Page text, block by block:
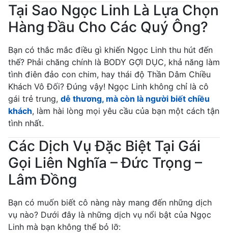
Tại Sao Ngọc Linh Là Lựa Chọn
Hàng Đầu Cho Các Quý Ông?
Bạn có thắc mắc điều gì khiến Ngọc Linh thu hút đến
thế? Phải chăng chính là BODY GỢI DỤC, khả năng làm
tình điên đảo con chim, hay thái độ Thần Dâm Chiều
Khách Vô Đối? Đúng vậy! Ngọc Linh không chỉ là cô
gái trẻ trung, dễ thương, mà còn là người biết chiều
khách, làm hài lòng mọi yêu cầu của bạn một cách tận
tình nhất.
Các Dịch Vụ Đặc Biệt Tại Gái
Gọi Liên Nghĩa – Đức Trọng –
Lâm Đồng
Bạn có muốn biết cô nàng này mang đến những dịch
vụ nào? Dưới đây là những dịch vụ nổi bật của Ngọc
Linh mà bạn không thể bỏ lỡ: